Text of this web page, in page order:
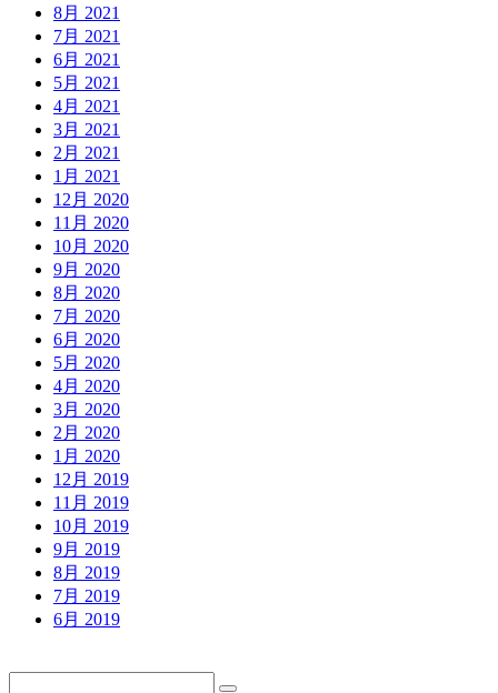
8月 2021
7月 2021
6月 2021
5月 2021
4月 2021
3月 2021
2月 2021
1月 2021
12月 2020
11月 2020
10月 2020
9月 2020
8月 2020
7月 2020
6月 2020
5月 2020
4月 2020
3月 2020
2月 2020
1月 2020
12月 2019
11月 2019
10月 2019
9月 2019
8月 2019
7月 2019
6月 2019